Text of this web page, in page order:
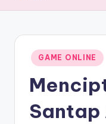
Posted
in
GAME ONLINE
Santap